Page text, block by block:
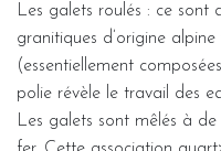
Les galets roulés : ce sont
granitiques d’origine
(essentiellement
polie révèle le travail des
Les galets sont mêlés à